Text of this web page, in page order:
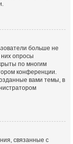
больше не
опросы
по многим
конференции.
вами темы, в
связанные с